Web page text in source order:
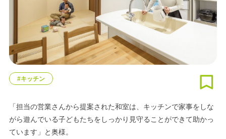
#キッチン
「担当の営業さんから提案された和室は、キッチンで家事をしな
がら遊んでいる子どもたちをしっかり見守ることができて助かっ
ています」と奥様。